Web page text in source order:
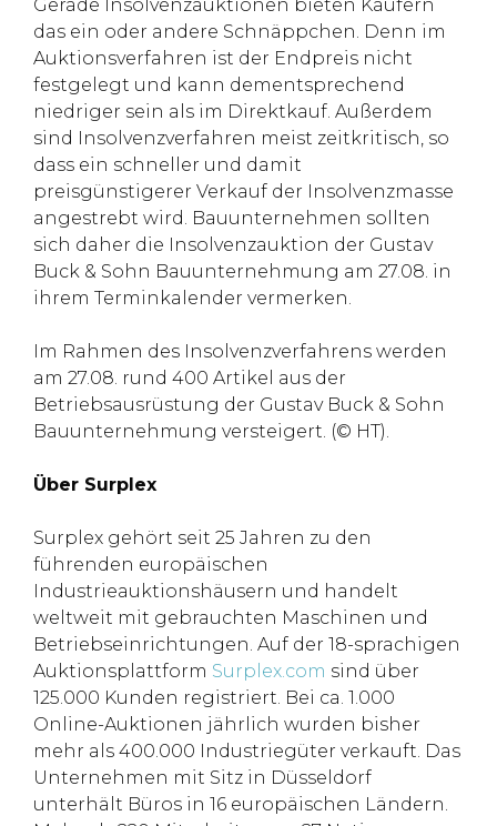
Gerade Insolvenzauktionen bieten Käufern
das ein oder andere Schnäppchen. Denn im
Auktionsverfahren ist der Endpreis nicht
festgelegt und kann dementsprechend
niedriger sein als im Direktkauf. Außerdem
sind Insolvenzverfahren meist zeitkritisch, so
dass ein schneller und damit
preisgünstigerer Verkauf der Insolvenzmasse
angestrebt wird. Bauunternehmen sollten
sich daher die Insolvenzauktion der Gustav
Buck & Sohn Bauunternehmung am 27.08. in
ihrem Terminkalender vermerken.
Im Rahmen des Insolvenzverfahrens werden
am 27.08. rund 400 Artikel aus der
Betriebsausrüstung der Gustav Buck & Sohn
Bauunternehmung versteigert. (© HT).
Über Surplex
Surplex gehört seit 25 Jahren zu den
führenden europäischen
Industrieauktionshäusern und handelt
weltweit mit gebrauchten Maschinen und
Betriebseinrichtungen. Auf der 18-sprachigen
Auktionsplattform Surplex.com sind über
125.000 Kunden registriert. Bei ca. 1.000
Online-Auktionen jährlich wurden bisher
mehr als 400.000 Industriegüter verkauft. Das
Unternehmen mit Sitz in Düsseldorf
unterhält Büros in 16 europäischen Ländern.